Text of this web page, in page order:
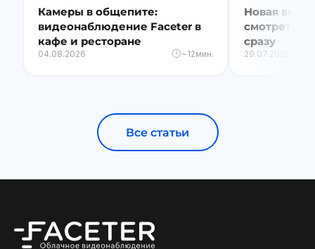
Камеры в общепите:
видеонаблюдение Faceter в
кафе и ресторане
04.08.2026 ~12мин.
Новая
смотреть
сразу
29.07.2026
Все статьи